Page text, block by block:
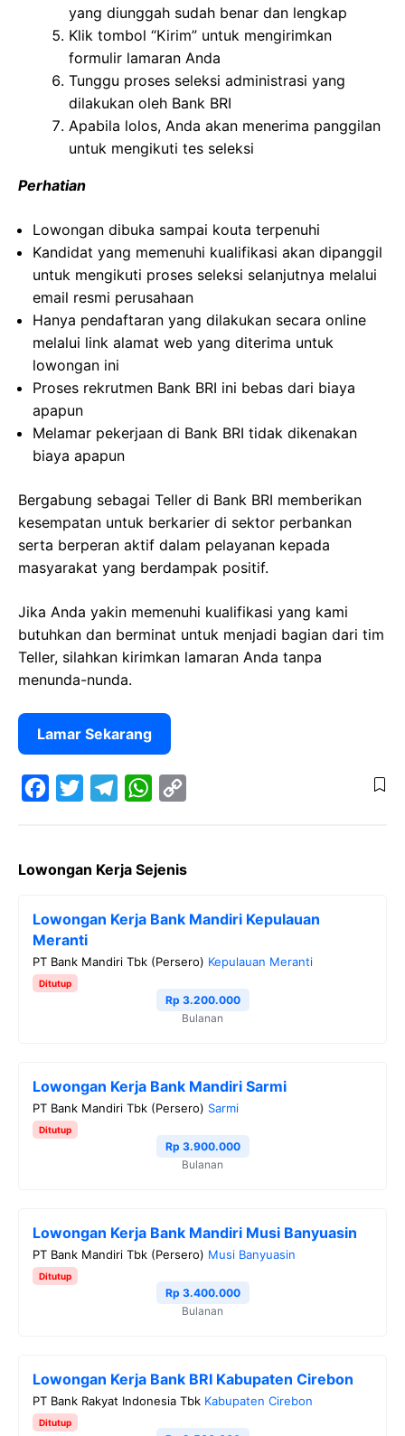
yang diunggah sudah benar dan lengkap
Klik tombol “Kirim” untuk mengirimkan
formulir lamaran Anda
Tunggu proses seleksi administrasi yang
dilakukan oleh Bank BRI
Apabila lolos, Anda akan menerima panggilan
untuk mengikuti tes seleksi
Perhatian
Lowongan dibuka sampai kouta terpenuhi
Kandidat yang memenuhi kualifikasi akan dipanggil
untuk mengikuti proses seleksi selanjutnya melalui
email resmi perusahaan
Hanya pendaftaran yang dilakukan secara online
melalui link alamat web yang diterima untuk
lowongan ini
Proses rekrutmen Bank BRI ini bebas dari biaya
apapun
Melamar pekerjaan di Bank BRI tidak dikenakan
biaya apapun
Bergabung sebagai Teller di Bank BRI memberikan
kesempatan untuk berkarier di sektor perbankan
serta berperan aktif dalam pelayanan kepada
masyarakat yang berdampak positif.
Jika Anda yakin memenuhi kualifikasi yang kami
butuhkan dan berminat untuk menjadi bagian dari tim
Teller, silahkan kirimkan lamaran Anda tanpa
menunda-nunda.
Lamar Sekarang
c
i
t
e
r
l
g
a
s
p
L
k
Lowongan Kerja Sejenis
Lowongan Kerja Bank Mandiri Kepulauan
Meranti
PT Bank Mandiri Tbk (Persero) Kepulauan Meranti
Ditutup
Rp 3.200.000
Bulanan
Lowongan Kerja Bank Mandiri Sarmi
PT Bank Mandiri Tbk (Persero) Sarmi
Ditutup
Rp 3.900.000
Bulanan
Lowongan Kerja Bank Mandiri Musi Banyuasin
PT Bank Mandiri Tbk (Persero) Musi Banyuasin
Ditutup
Rp 3.400.000
Bulanan
Lowongan Kerja Bank BRI Kabupaten Cirebon
PT Bank Rakyat Indonesia Tbk Kabupaten Cirebon
Ditutup